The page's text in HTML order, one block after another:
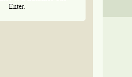
Enter.